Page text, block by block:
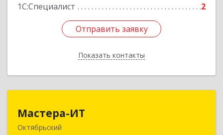
1С:Специалист
2
Отправить заявку
Показать контакты
Отправить заявку
Назад
Мастера-ИТ
Октябрьский
452607, Башкортостан Респ, Октябрьский г,